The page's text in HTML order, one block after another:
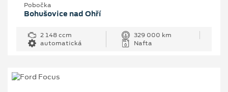
Pobočka
Bohušovice nad Ohří
2 148 ccm
329 000 km
automatická
Nafta